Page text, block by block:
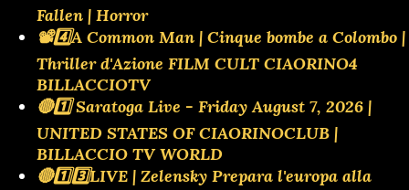
Fallen | Horror
📽️4️⃣A Common Man | Cinque bombe a Colombo |
Thriller d'Azione FILM CULT CIAORINO4
BILLACCIOTV
🔴1️⃣ Saratoga Live - Friday August 7, 2026 |
UNITED STATES OF CIAORINOCLUB |
BILLACCIO TV WORLD
🔴1️⃣3️⃣LIVE | Zelensky Prepara l'europa alla